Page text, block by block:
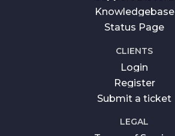
JUŻ OD
RedM